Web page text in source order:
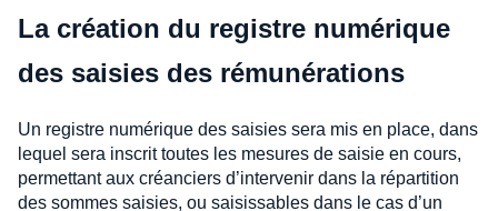
La création du registre numérique
des saisies des rémunérations
Un registre numérique des saisies sera mis en place, dans
lequel sera inscrit toutes les mesures de saisie en cours,
permettant aux créanciers d’intervenir dans la répartition
des sommes saisies, ou saisissables dans le cas d’un